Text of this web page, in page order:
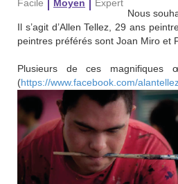
Facile
Moyen
Expert
Nous
Il s’agit d’Allen Tellez, 29 ans
peintres préférés sont Joan Miro et
Plusieurs de ces magnifiques
(https://www.facebook.com/